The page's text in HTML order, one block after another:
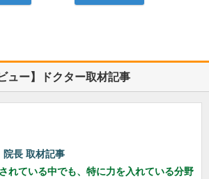
ュー】ドクター取材記事
院長 取材記事
れている中でも、特に力を入れている分野